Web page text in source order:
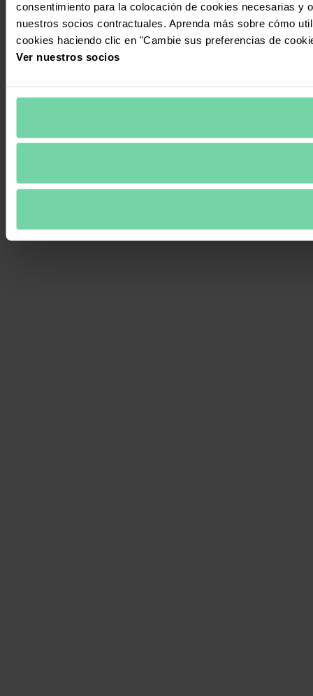
consentimiento para la colocación de cookies necesarias
nuestros socios contractuales. Aprenda más sobre cómo
cookies haciendo clic en "Cambie sus preferencias de
Ver nuestros socios